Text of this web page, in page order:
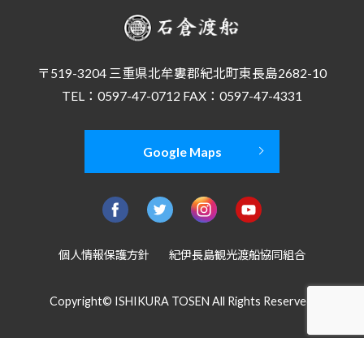
〒519-3204 三重県北牟婁郡紀北町東長島2682-10
TEL：0597-47-0712 FAX：0597-47-4331
Google Maps
個人情報保護方針 紀伊長島観光渡船協同組合
Copyright© ISHIKURA TOSEN All Rights Reserved.